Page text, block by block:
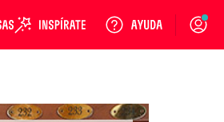
Login